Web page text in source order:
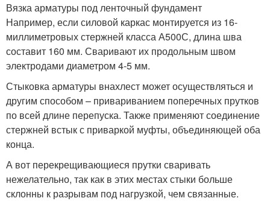
Вязка арматуры под ленточный фундамент
Например, если силовой каркас монтируется из 16-
миллиметровых стержней класса А500С, длина шва
составит 160 мм. Сваривают их продольным швом
электродами диаметром 4-5 мм.
Стыковка арматуры внахлест может осуществляться и
другим способом – привариванием поперечных прутков
по всей длине перепуска. Также применяют соединение
стержней встык с приваркой муфты, объединяющей оба
конца.
А вот перекрещивающиеся прутки сваривать
нежелательно, так как в этих местах стыки больше
склонны к разрывам под нагрузкой, чем связанные.